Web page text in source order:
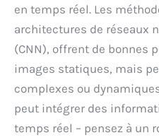
en temps réel. Les
architectures de réseaux
(CNN), offrent de bonnes
images statiques, mais
complexes ou
peut intégrer des
temps réel – pensez à un